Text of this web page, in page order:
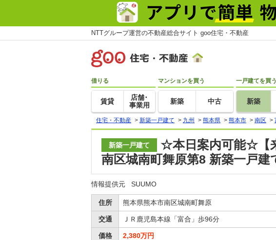
NTTグループ運営の不動産総合サイト goo住宅・不動産
借りる
賃貸
店舗･
事業用
マンションを買う
新築 中古
一戸建てを買う
新築
住宅・不動産 > 新築一戸建て > 九州 > 熊本県 > 熊本市 > 南区 >
新築一戸建て
☆本日案内可能☆【
南区城南町舞原第8 新築一戸建
情報提供元 SUUMO
住所 熊本県熊本市南区城南町舞原
交通 ＪＲ鹿児島本線「富合」歩96分
価格 2,380万円